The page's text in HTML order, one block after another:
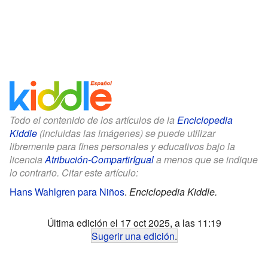
Todo el contenido de los artículos de la Enciclopedia
Kiddle (incluidas las imágenes) se puede utilizar
libremente para fines personales y educativos bajo la
licenciaAtribución-CompartirIguala menos que se indique
lo contrario. Citar este artículo:
Hans Wahlgren para Niños. Enciclopedia Kiddle.
Última edición el 17 oct 2025, a las 11:19
Sugerir una edición.